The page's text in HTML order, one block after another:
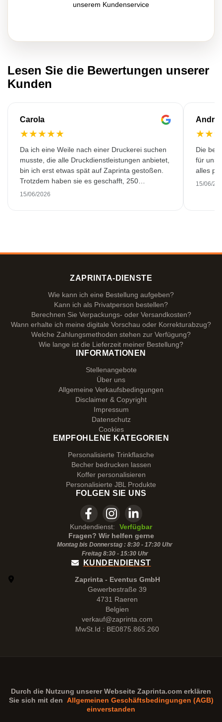
unserem Kundenservice
Lesen Sie die Bewertungen unserer
Kunden
Carola
★★★★★
Da ich eine Weile nach einer Druckerei suchen
musste, die alle Druckdienstleistungen anbietet,
bin ich erst etwas spät auf Zaprinta gestoßen.
Trotzdem haben sie es geschafft, 250
wunderschön bedruckte Emaillebecher
15/06/2026
★★
Die
für
alles
15/06/
ZAPRINTA-DIENSTE
Wie kann ich eine Bestellung aufgeben?
Kann ich als Privatperson bestellen?
Berechnen Sie Verpackungs- oder Versandkosten?
Wann erhalte ich meine digitale Vorschau oder Korrekturabzug?
Welche Zahlungsmethoden stehen zur Verfügung?
Wie lange ist die Lieferzeit meiner Bestellung?
INFORMATIONEN
Stellenangebote
Über uns
Allgemeine Verkaufsbedingungen
Disclaimer & Copyright
Impressum
Datenschutz
Cookies
EMPFOHLENE KATEGORIEN
Personalisierte Trinkflasche
Becher bedrucken lassen
Koffer personalisieren
Personalisierte JBL Produkte
FOLGEN SIE UNS
Kundendienst:
Verfügbar
Fragen? Wir helfen gerne
Montag bis Donnerstag : 8:30 - 17:30 Uhr
Freitag 8:30 - 15:30Uhr
KUNDENDIENST
Zaprinta - Eventus GmbH
Gewerbestraße 39
4731 Raeren
Belgien
verkauf@zaprinta.com
MwSt.Id : BE0875.865.260
Durch die Nutzung unserer Webseite Zaprinta.com erklären
Sie sich mit den Allgemeinen Geschäftsbedingungen (AGB)
einverstanden